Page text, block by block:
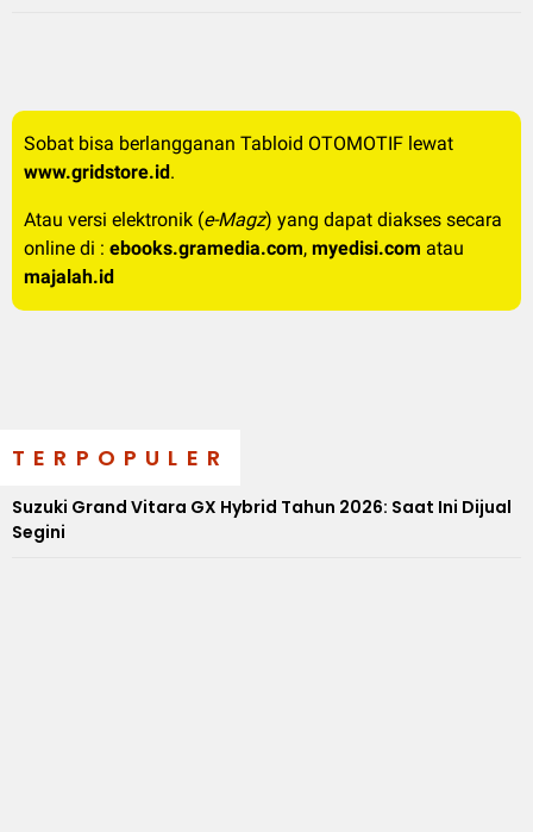
Sobat bisa berlangganan Tabloid OTOMOTIF lewat
www.gridstore.id.
Atau versi elektronik (e-Magz) yang dapat diakses secara
online di : ebooks.gramedia.com, myedisi.com atau
majalah.id
TERPOPULER
Suzuki Grand Vitara GX Hybrid Tahun 2026: Saat Ini Dijual
Segini